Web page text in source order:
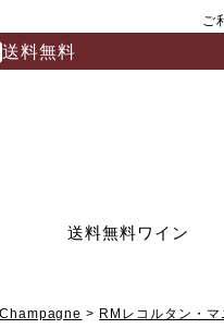
ご
送料無料
送料無料ワイン
RMレコルタン・